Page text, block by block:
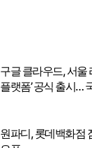
구글 클라우드, 서울
플랫폼’ 공식 출시…
원파디, 롯데백화점